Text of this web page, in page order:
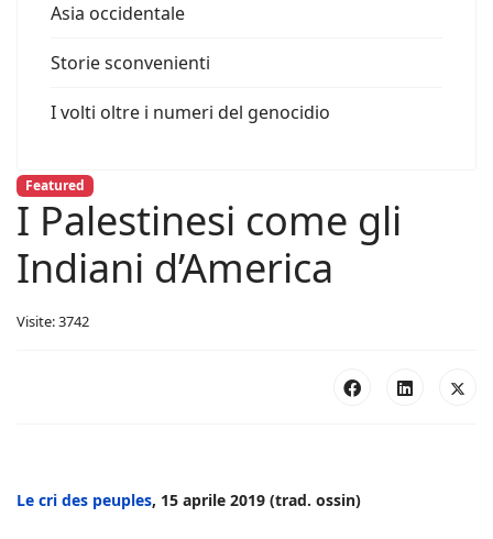
Asia occidentale
Storie sconvenienti
I volti oltre i numeri del genocidio
Featured
I Palestinesi come gli
Indiani d’America
Visite: 3742
Le cri des peuples, 15 aprile 2019 (trad. ossin)